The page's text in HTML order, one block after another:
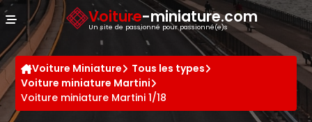
Voiture-miniature.com
Un site de passionné pour passionné(e)s
Voiture Miniature
Tous les types
Voiture miniature Martini
Voiture miniature Martini 1/18
Panneau de gestion des cookies